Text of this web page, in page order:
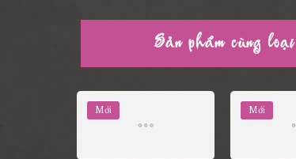
Sản phẩm cùng loại
Mới Mới